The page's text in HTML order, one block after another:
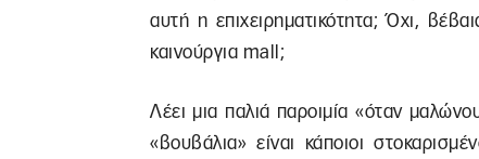
αυτή η επιχειρηματικότητα; Όχι,
καινούργια mall;
Λέει μια παλιά παροιμία «όταν
«βουβάλια» είναι κάποιοι